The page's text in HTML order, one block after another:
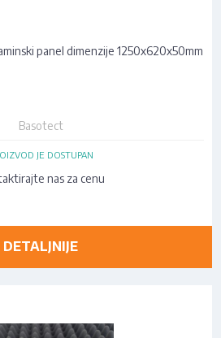
panel dimenzije 1250x620x50mm
Basotect
JE DOSTUPAN
nas za cenu
DETALJNIJE